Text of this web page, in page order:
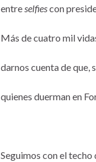
entreselfiescon
Más de cuatro mil
darnos cuenta de que,
quienes duerman en
Seguimos con el